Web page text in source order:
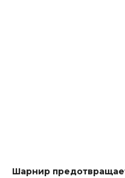
Шарнир